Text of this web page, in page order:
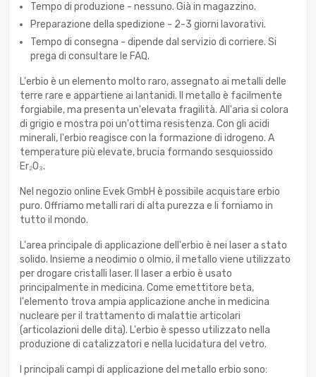
Tempo di produzione - nessuno. Già in magazzino.
Preparazione della spedizione - 2-3 giorni lavorativi.
Tempo di consegna - dipende dal servizio di corriere. Si
prega di consultare le FAQ.
L'erbio è un elemento molto raro, assegnato ai metalli delle
terre rare e appartiene ai lantanidi. Il metallo è facilmente
forgiabile, ma presenta un'elevata fragilità. All'aria si colora
di grigio e mostra poi un'ottima resistenza. Con gli acidi
minerali, l'erbio reagisce con la formazione di idrogeno. A
temperature più elevate, brucia formando sesquiossido
Er₂O₃.
Nel negozio online Evek GmbH è possibile acquistare erbio
puro. Offriamo metalli rari di alta purezza e li forniamo in
tutto il mondo.
L'area principale di applicazione dell'erbio è nei laser a stato
solido. Insieme a neodimio o olmio, il metallo viene utilizzato
per drogare cristalli laser. Il laser a erbio è usato
principalmente in medicina. Come emettitore beta,
l'elemento trova ampia applicazione anche in medicina
nucleare per il trattamento di malattie articolari
(articolazioni delle dita). L'erbio è spesso utilizzato nella
produzione di catalizzatori e nella lucidatura del vetro.
I principali campi di applicazione del metallo erbio sono: